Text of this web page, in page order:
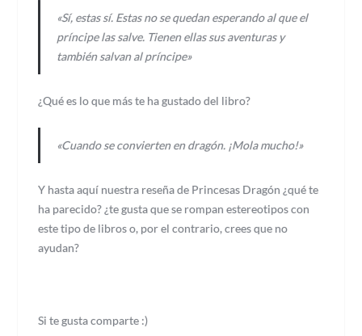
«Sí, estas sí. Estas no se quedan esperando al que el
príncipe las salve. Tienen ellas sus aventuras y
también salvan al príncipe»
¿Qué es lo que más te ha gustado del libro?
«Cuando se convierten en dragón. ¡Mola mucho!»
Y hasta aquí nuestra reseña de Princesas Dragón ¿qué te
ha parecido? ¿te gusta que se rompan estereotipos con
este tipo de libros o, por el contrario, crees que no
ayudan?
Si te gusta comparte :)